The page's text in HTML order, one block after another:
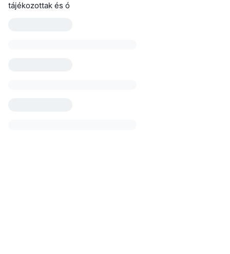
tájékozottak és ó